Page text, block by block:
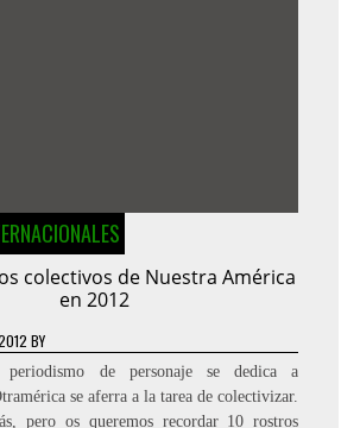
colectivos de Nuestra América
en 2012
BY
de personaje se dedica a
se aferra a la tarea de colectivizar.
pero os queremos recordar 10 rostros